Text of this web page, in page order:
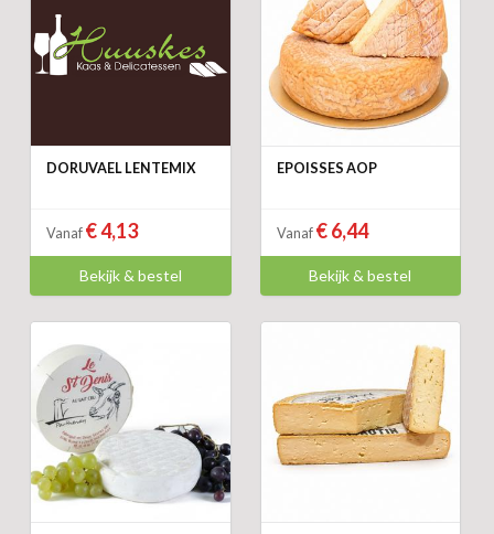
DORUVAEL LENTEMIX
Vanaf € 4,13
Bekijk & bestel
EPOISSES AOP
Vanaf € 6,44
Bekijk & bestel